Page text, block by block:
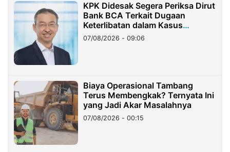
KPK Didesak Segera Periksa Dirut
Bank BCA Terkait Dugaan
Keterlibatan dalam Kasus
Hilangnya Dana Nasabah Rp2,58
Miliar
07/08/2026 - 09:06
Biaya Operasional Tambang
Terus Membengkak? Ternyata Ini
yang Jadi Akar Masalahnya
07/08/2026 - 00:15